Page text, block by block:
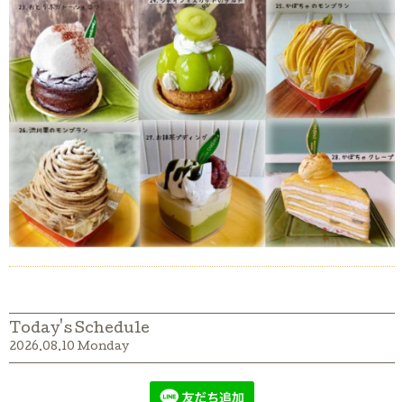
Today's Schedule
2026.08.10 Monday